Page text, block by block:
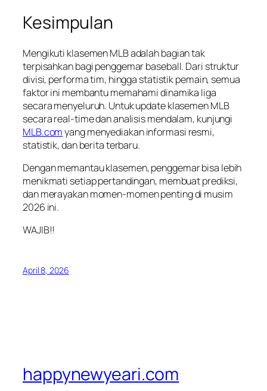
Kesimpulan
Mengikuti klasemen MLB adalah bagian tak
terpisahkan bagi penggemar baseball. Dari struktur
divisi, performa tim, hingga statistik pemain, semua
faktor ini membantu memahami dinamika liga
secara menyeluruh. Untuk update klasemen MLB
secara real-time dan analisis mendalam, kunjungi
MLB.comyang menyediakan informasi resmi,
statistik, dan berita terbaru.
Dengan memantau klasemen, penggemar bisa lebih
menikmati setiap pertandingan, membuat prediksi,
dan merayakan momen-momen penting di musim
2026 ini.
WAJIB!!
April 8, 2026
happynewyeari.com